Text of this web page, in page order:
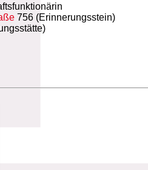
756 (Erinnerungsstein)